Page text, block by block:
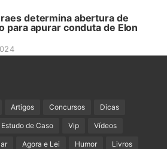
determina abertura de
para apurar conduta de Elon
Artigos Concursos Dicas
Estudo de Caso Vip Vídeos
Agora e Lei Humor Livros